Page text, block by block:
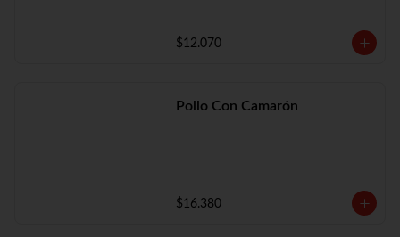
$12.070
Pollo Con Camarón
$16.380